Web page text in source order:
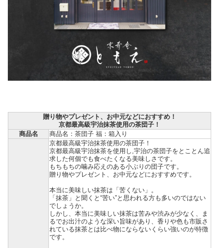
贈り物やプレゼント、お中元などにおすすめ！
京都最高級宇治抹茶使用の茶団子！
商品名
商品名：茶団子 福：箱入り
京都最高級宇治抹茶使用の茶団子！
京都最高級宇治抹茶を使用し,宇治の茶団子をとことん追
求した何個でも食べたくなる美味しさです。
もちもちの噛み応えのある小ぶりの団子です。
贈り物やプレゼント、お中元などにおすすめです。
本当に美味しい抹茶は「苦くない」。
「抹茶」と聞くと“苦い”と思われる方も多いのではない
でしょうか。
しかし、本当に美味しい抹茶は苦みや渋みが少なく、ま
るでお出汁のような深い旨味があり、香りや色も市販さ
れている抹茶とは比べ物にならないくらい強いのが特徴
です。